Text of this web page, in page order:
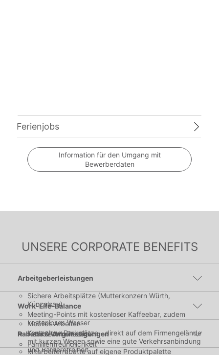
Ferienjobs
Information für den Umgang mit
Bewerberdaten
UNSERE CORPORATE BENEFITS
Arbeitgeberleistungen
Sichere Arbeitsplätze (Mutterkonzern Würth,
Künzelsau)
Meeting-Points mit kostenloser Kaffeebar, zudem
kostenloses Wasser
Kostenlose Parkplätze - direkt auf dem Firmengelände
mit kurzen Wegen sowie eine gute Verkehrsanbindung
und Barrierefreiheit
Work-Life-Balance
Mobiles Arbeiten
Flexible Arbeitszeiten
Familienfreundlichkeit
Rabatte & Vergünstigungen
Mitarbeiterrabatte auf eigene Produktpalette